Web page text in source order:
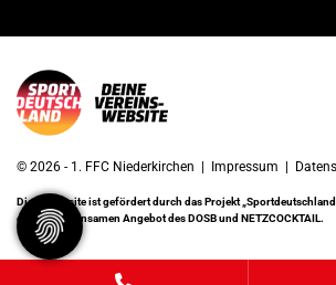
© 2026 - 1. FFC Niederkirchen | Impressum |
Diese Website ist gefördert durch das Projekt
einem gemeinsamen Angebot des DOSB und NETZCOCKTAIL.